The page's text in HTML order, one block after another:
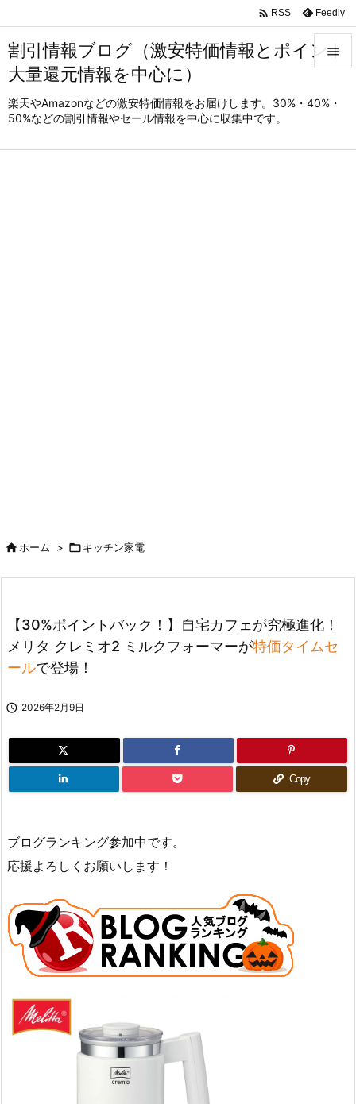
割引情報ブログ（激安特価情報とポイント
大量還元情報を中心に）
楽天やAmazonなどの激安特価情報をお届けします。30%・40%・
50%などの割引情報やセール情報を中心に収集中です。

メニュ
 RSS Feedly
ホーム > キッチン家電
【30%ポイントバック！】自宅カフェが究極進化！
メリタ クレミオ2 ミルクフォーマーが特価タイムセ
ールで登場！
 2026年2月9日
Copy
ブログランキング参加中です。
応援よろしくお願いします！